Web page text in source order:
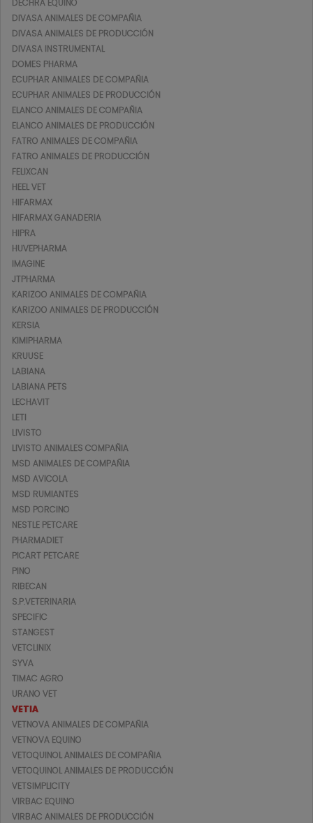
DECHRA EQUINO
DIVASA ANIMALES DE COMPAÑIA
DIVASA ANIMALES DE PRODUCCIÓN
DIVASA INSTRUMENTAL
DOMES PHARMA
ECUPHAR ANIMALES DE COMPAÑIA
ECUPHAR ANIMALES DE PRODUCCIÓN
ELANCO ANIMALES DE COMPAÑIA
ELANCO ANIMALES DE PRODUCCIÓN
FATRO ANIMALES DE COMPAÑIA
FATRO ANIMALES DE PRODUCCIÓN
FELIXCAN
HEEL VET
HIFARMAX
HIFARMAX GANADERIA
HIPRA
HUVEPHARMA
IMAGINE
JTPHARMA
KARIZOO ANIMALES DE COMPAÑIA
KARIZOO ANIMALES DE PRODUCCIÓN
KERSIA
KIMIPHARMA
KRUUSE
LABIANA
LABIANA PETS
LECHAVIT
LETI
LIVISTO
LIVISTO ANIMALES COMPAÑIA
MSD ANIMALES DE COMPAÑIA
MSD AVICOLA
MSD RUMIANTES
MSD PORCINO
NESTLE PETCARE
PHARMADIET
PICART PETCARE
PINO
RIBECAN
S.P.VETERINARIA
SPECIFIC
STANGEST
VETCLINIX
SYVA
TIMAC AGRO
URANO VET
VETIA
VETNOVA ANIMALES DE COMPAÑIA
VETNOVA EQUINO
VETOQUINOL ANIMALES DE COMPAÑIA
VETOQUINOL ANIMALES DE PRODUCCIÓN
VETSIMPLICITY
VIRBAC EQUINO
VIRBAC ANIMALES DE PRODUCCIÓN